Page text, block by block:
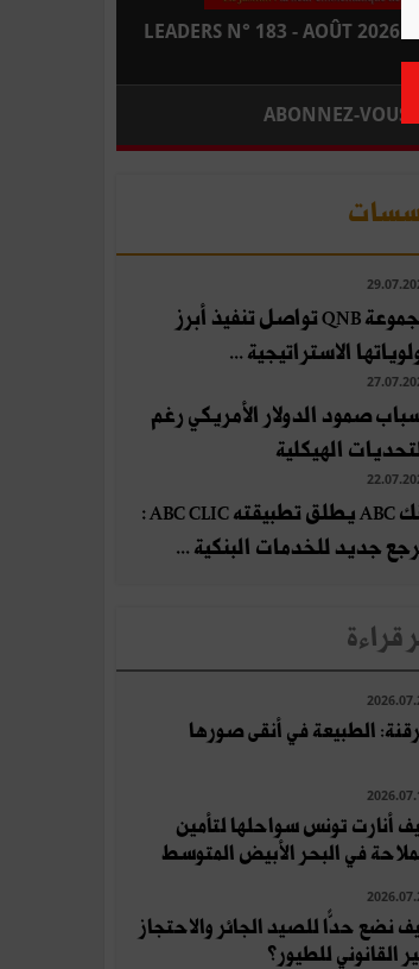
LEADERS N° 183 - AOÛT 2026 :
ABONNEZ-VOUS
مجموعة QNB تواصل تنفيذ أبرز
الاستراتيجية ...
صمود الدولار الأمريكي رغم
الهيكلية
بنك ABC يطلق تطبيقته ABC CLIC :
جديد للخدمات البنكية ...
قراءة
الطبيعة في أنقى صورها
أنارت تونس سواحلها لتأمين
في البحر الأبيض المتوسط
نضع حدًّا للصيد الجائر والاحتجاز
القانوني للطيور؟